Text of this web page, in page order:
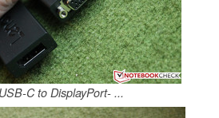
C to DisplayPort- ...